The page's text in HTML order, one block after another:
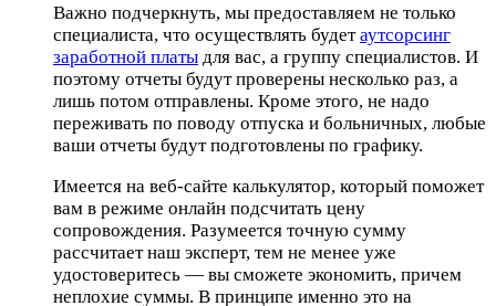
Важно подчеркнуть, мы предоставляем не только
специалиста, что осуществлять будетаутсорсинг
заработной платы для вас, а группу специалистов. И
поэтому отчеты будут проверены несколько раз, а
лишь потом отправлены. Кроме этого, не надо
переживать по поводу отпуска и больничных, любые
ваши отчеты будут подготовлены по графику.
Имеется на веб-сайте калькулятор, который поможет
вам в режиме онлайн подсчитать цену
сопровождения. Разумеется точную сумму
рассчитает наш эксперт, тем не менее уже
удостоверитесь — вы сможете экономить, причем
неплохие суммы. В принципе именно это на